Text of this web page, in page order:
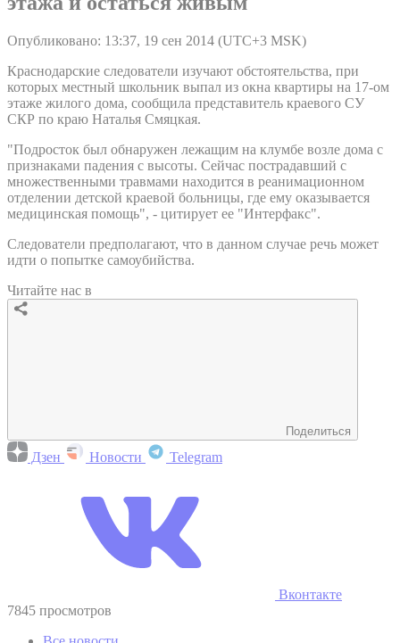
Опубликовано: 13:37, 19 сен 2014 (UTC+3 MSK)
Краснодарские следователи изучают обстоятельства, при
которых местный школьник выпал из окна квартиры на 17-ом
этаже жилого дома, сообщила представитель краевого СУ
СКР по краю Наталья Смяцкая.
"Подросток был обнаружен лежащим на клумбе возле дома с
признаками падения с высоты. Сейчас пострадавший с
множественными травмами находится в реанимационном
отделении детской краевой больницы, где ему оказывается
медицинская помощь", - цитирует ее "Интерфакс".
Следователи предполагают, что в данном случае речь может
идти о попытке самоубийства.
Читайте нас в
Поделиться
Дзен Новости Telegram
Вконтакте
7845 просмотров